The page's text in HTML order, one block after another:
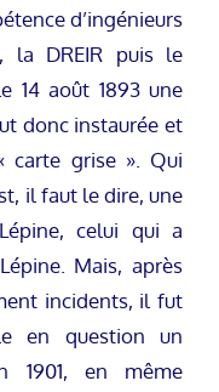
d’ingénieurs
la DREIR puis le
14 août 1893 une
donc instaurée et
carte grise ». Qui
il faut le dire, une
celui qui a
Mais, après
incidents, il fut
en question un
1901, en même